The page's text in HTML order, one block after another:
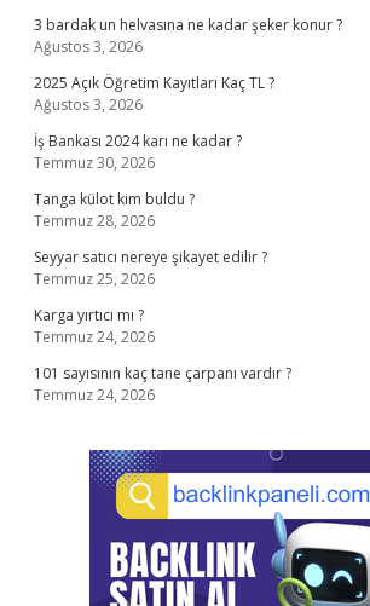
3 bardak un helvasına ne kadar şeker konur ?
Ağustos 3, 2026
2025 Açık Öğretim Kayıtları Kaç TL ?
Ağustos 3, 2026
İş Bankası 2024 karı ne kadar ?
Temmuz 30, 2026
Tanga külot kim buldu ?
Temmuz 28, 2026
Seyyar satıcı nereye şikayet edilir ?
Temmuz 25, 2026
Karga yırtıcı mı ?
Temmuz 24, 2026
101 sayısının kaç tane çarpanı vardır ?
Temmuz 24, 2026